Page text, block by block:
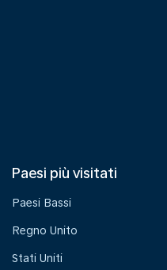
Paesi più visitati
Paesi Bassi
Regno Unito
Stati Uniti